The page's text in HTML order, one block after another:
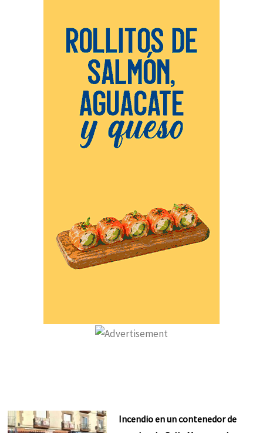
Incendio en un contenedor de